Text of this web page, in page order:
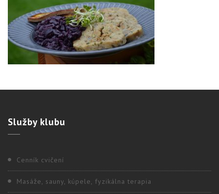
Službyklubu
Cenník cvičení
Masáže, sauny, kúpele, fyzikálna terapia